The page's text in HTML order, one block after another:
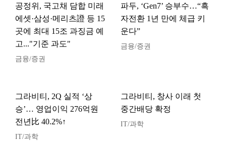
공정위, 국고채 담합 미래
에셋·삼성·메리츠證 등 15
곳에 최대 15조 과징금 예
고..."기준 과도"
금융/증권
파두, ‘Gen7’ 승부수…“흑
자전환 1년 만에 체급 키
운다”
금융/증권
그라비티, 2Q 실적 ‘상
승’… 영업이익 276억원
전년比 40.2%↑
IT/과학
그라비티, 창사 이래 첫
중간배당 확정
IT/과학